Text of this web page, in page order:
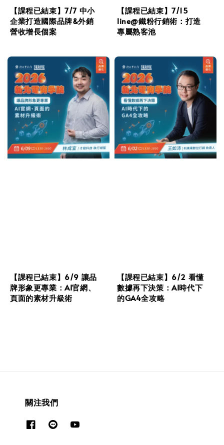
【課程已結束】7/7 中小
企業打造國際品牌&外銷
營收增長個案
【課程已結束】7/15
line@鐵粉行銷術：打造
專屬熟客池
【課程已結束】6/9 讓品
牌形象更專業：AI官網、
頁面的素材升級術
【課程已結束】6/2 看懂
數據再下決策：AI時代下
的GA4全攻略
關注我們